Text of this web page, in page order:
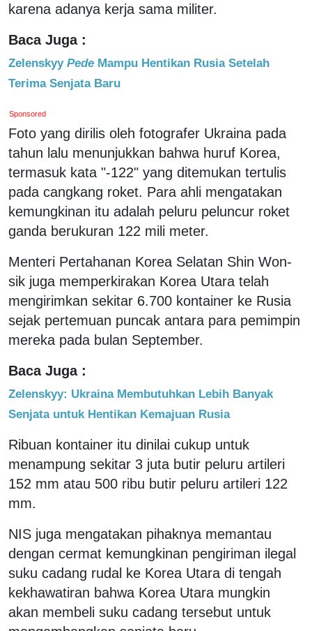
karena adanya kerja sama militer.
Baca Juga :
Zelenskyy Pede Mampu Hentikan Rusia Setelah
Terima Senjata Baru
Sponsored
Foto yang dirilis oleh fotografer Ukraina pada
tahun lalu menunjukkan bahwa huruf Korea,
termasuk kata "-122" yang ditemukan tertulis
pada cangkang roket. Para ahli mengatakan
kemungkinan itu adalah peluru peluncur roket
ganda berukuran 122 mili meter.
Menteri Pertahanan Korea Selatan Shin Won-
sik juga memperkirakan Korea Utara telah
mengirimkan sekitar 6.700 kontainer ke Rusia
sejak pertemuan puncak antara para pemimpin
mereka pada bulan September.
Baca Juga :
Zelenskyy: Ukraina Membutuhkan Lebih Banyak
Senjata untuk Hentikan Kemajuan Rusia
Ribuan kontainer itu dinilai cukup untuk
menampung sekitar 3 juta butir peluru artileri
152 mm atau 500 ribu butir peluru artileri 122
mm.
NIS juga mengatakan pihaknya memantau
dengan cermat kemungkinan pengiriman ilegal
suku cadang rudal ke Korea Utara di tengah
kekhawatiran bahwa Korea Utara mungkin
akan membeli suku cadang tersebut untuk